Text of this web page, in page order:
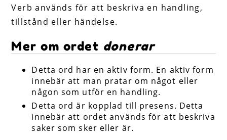
Hitta ord
Verb används för att beskriva en handling,
tillstånd eller händelse.
Mer om ordet donerar
Detta ord har en aktiv form. En aktiv form
innebär att man pratar om något eller
någon som utför en handling.
Detta ord är kopplad till presens. Detta
innebär att ordet används för att beskriva
saker som sker eller är.